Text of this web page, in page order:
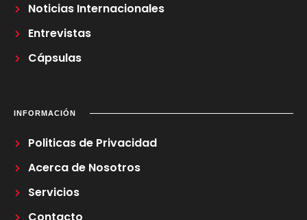
Noticias Internacionales
Entrevistas
Cápsulas
INFORMACIÓN
Politicas de Privacidad
Acerca de Nosotros
Servicios